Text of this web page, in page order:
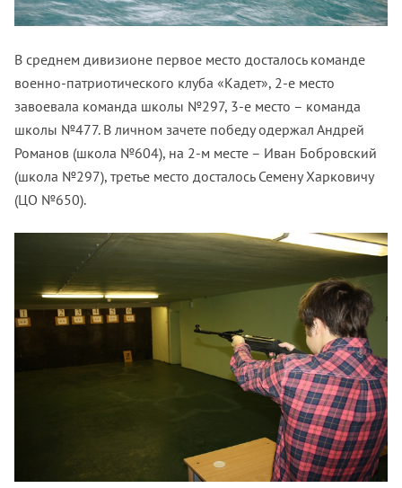
В среднем дивизионе первое место досталось команде
военно-патриотического клуба «Кадет», 2-е место
завоевала команда школы №297, 3-е место – команда
школы №477. В личном зачете победу одержал Андрей
Романов (школа №604), на 2-м месте – Иван Бобровский
(школа №297), третье место досталось Семену Харковичу
(ЦО №650).